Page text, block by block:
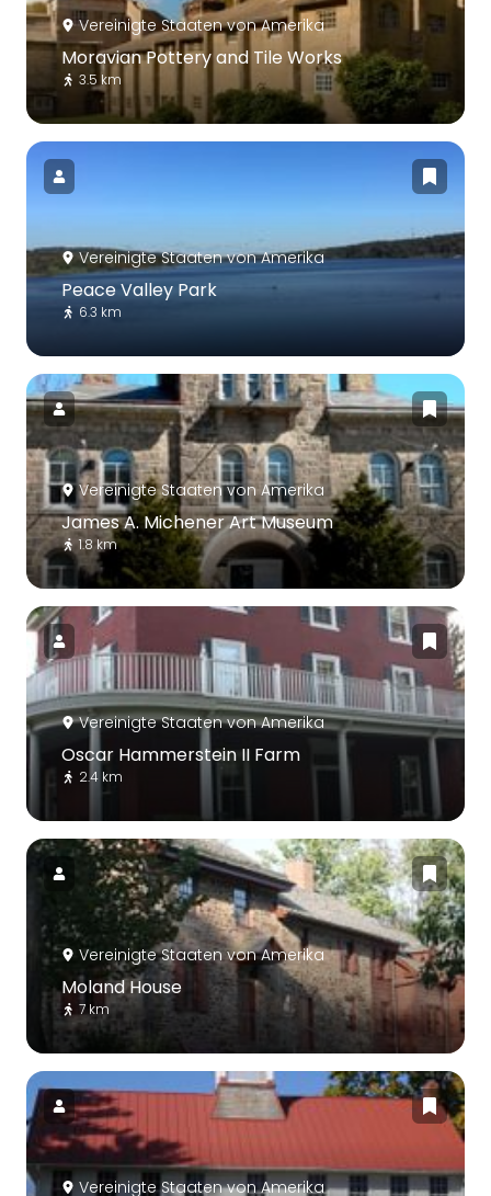
Vereinigte Staaten von Amerika
Moravian Pottery and Tile Works
3.5 km
Vereinigte Staaten von Amerika
Peace Valley Park
6.3 km
Vereinigte Staaten von Amerika
James A. Michener Art Museum
1.8 km
Vereinigte Staaten von Amerika
Oscar Hammerstein II Farm
2.4 km
Vereinigte Staaten von Amerika
Moland House
7 km
Vereinigte Staaten von Amerika